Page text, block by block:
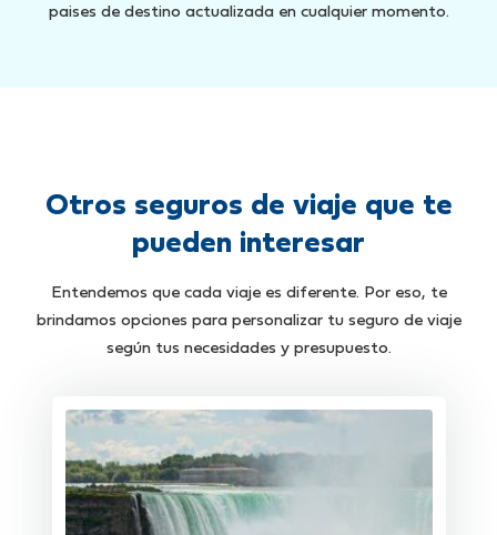
paises de destino actualizada en cualquier momento.
Otros seguros de viaje que te
pueden interesar
Entendemos que cada viaje es diferente. Por eso, te
brindamos opciones para personalizar tu seguro de viaje
según tus necesidades y presupuesto.